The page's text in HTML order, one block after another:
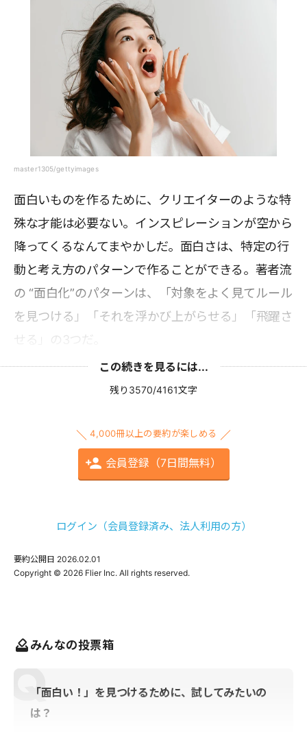
master1305/gettyimages
面白いものを作るために、クリエイターのような特
殊な才能は必要ない。インスピレーションが空から
降ってくるなんてまやかしだ。面白さは、特定の行
動と考え方のパターンで作ることができる。著者流
の “面白化”のパターンは、「対象をよく見てルール
を見つける」「それを浮かび上がらせる」「飛躍さ
せる」の3つだ。
この続きを見るには...
残り3570/4161文字
4,000冊以上の要約が楽しめる
会員登録（7日間無料）
ログイン（会員登録済み、法人利用の方）
要約公開日 2026.02.01
みんなの投票箱
「面白い！」を見つけるために、試してみたいの
は？